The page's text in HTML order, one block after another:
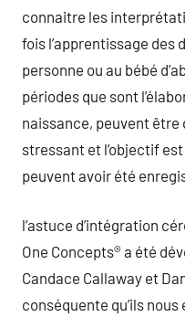
connaitre les
fois l’apprentissage des
personne ou au bébé
périodes que sont
naissance, peuvent
stressant et l’objectif
peuvent avoir été
l’astuce d’intégration
One Concepts® a été
Candace Callaway et
conséquente qu’ils